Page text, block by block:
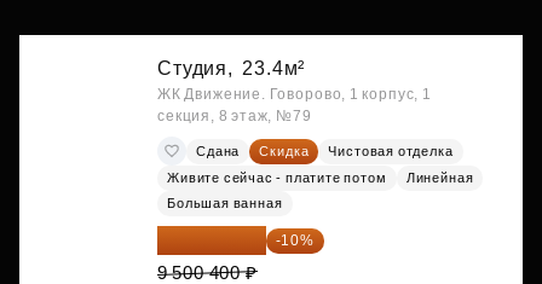
Студия, 23.4м²
ЖК Движение. Говорово, 1 корпус, 1
секция, 8 этаж, №79
Сдана Скидка
Чистовая отделка
Живите сейчас - платите потом
Линейная
Большая ванная
-10%
9 500 400 ₽